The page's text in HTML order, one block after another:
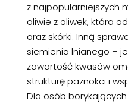
z najpopularniejszych
oliwie z oliwek, która
oraz skórki. Inną
siemienia lnianego –
zawartość kwasów
strukturę paznokci i
Dla osób